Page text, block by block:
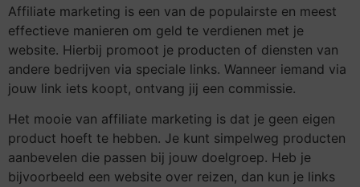
Affiliate marketing is een van de populairste en meest
effectieve manieren om geld te verdienen met je
website. Hierbij promoot je producten of diensten van
andere bedrijven via speciale links. Wanneer iemand via
jouw link iets koopt, ontvang jij een commissie.
Het mooie van affiliate marketing is dat je geen eigen
product hoeft te hebben. Je kunt simpelweg producten
aanbevelen die passen bij jouw doelgroep. Heb je
bijvoorbeeld een website over reizen, dan kun je links